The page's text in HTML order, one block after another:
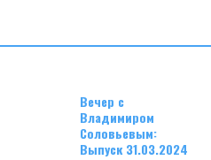
Вечер с
Владимиром
Соловьевым:
Выпуск 31.03.2024